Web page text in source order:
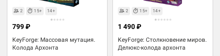
2 15+ 14+
KeyForge: Массовая мутация.
Колода Архонта
799 ₽
2 15+ 14+
KeyForge: Столкновение миров.
Делюкс-колода архонта
1 490 ₽